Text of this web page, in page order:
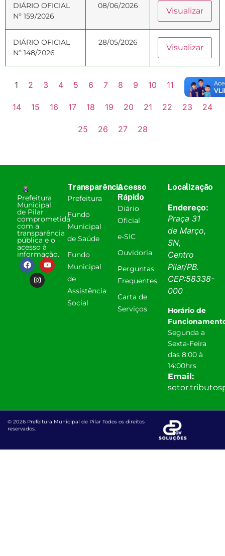
DIÁRIO OFICIAL
Nº 159/2026
08/06/2026
Visualizar
DIÁRIO OFICIAL
Nº 148/2026
28/05/2026
Visualizar
1 2 3 4 5 6 7 8 9 10 11 12 13
14 15 16 17 18 19 20 21 22 23 24
25 26 27 28
Prefeitura
Municipal
de Pilar
comprometida
com a
transparência
pública e o
acesso à
informação.
Transparência
Prefeitura
Fundo
Municipal
de Saúde
Fundo
Municipal
de
Assistência
Social
Acesso
Rápido
Diário
Oficial
e-SIC
Ouvidoria
Perguntas
Frequentes
Carta de
Serviços
Localização
Endereço:
Praça 31
de Março,
SN,
Centro
Pilar/PB.
CEP:58338-
000
Horário de
Segunda a
Sexta-Feira
das 8:00 à
14:00hrs
Email:
© 2026 Prefeitura Municipal de Pilar Todos os direitos
reservados.